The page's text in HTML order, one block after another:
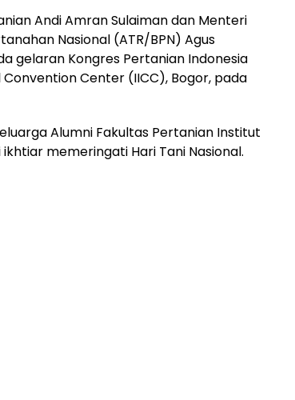
Andi Amran Sulaiman dan Menteri
Nasional (ATR/BPN) Agus
gelaran Kongres Pertanian Indonesia
Center (IICC), Bogor, pada
Alumni Fakultas Pertanian Institut
memeringati Hari Tani Nasional.